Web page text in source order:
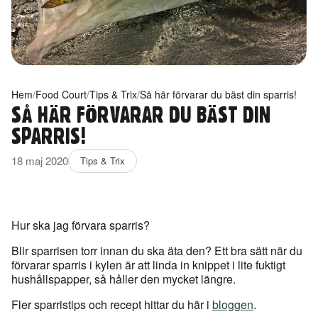
Hem/Food Court/Tips & Trix/Så här förvarar du bäst din sparris!
SÅ HÄR FÖRVARAR DU BÄST DIN
SPARRIS!
18 maj 2020 Tips & Trix
Hur ska jag förvara sparris?
Blir sparrisen torr innan du ska äta den? Ett bra sätt när du
förvarar sparris i kylen är att linda in knippet i lite fuktigt
hushållspapper, så håller den mycket längre.
Fler sparristips och recept hittar du här i bloggen.